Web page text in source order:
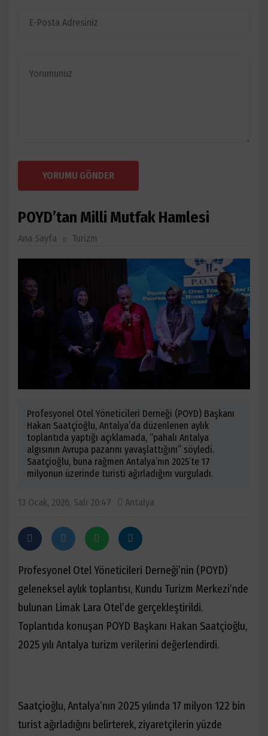
YORUMU GÖNDER
POYD’tan Milli Mutfak Hamlesi
Ana Sayfa Turizm
Profesyonel Otel Yöneticileri Derneği (POYD) Başkanı
Hakan Saatçioğlu, Antalya’da düzenlenen aylık
toplantıda yaptığı açıklamada, “pahalı Antalya
algısının Avrupa pazarını yavaşlattığını” söyledi.
Saatçioğlu, buna rağmen Antalya’nın 2025’te 17
milyonun üzerinde turisti ağırladığını vurguladı.
13 Ocak, 2026, Salı 20:47 Antalya
Profesyonel Otel Yöneticileri Derneği’nin (POYD)
geleneksel aylık toplantısı, Kundu Turizm Merkezi’nde
bulunan Limak Lara Otel’de gerçekleştirildi.
Toplantıda konuşan POYD Başkanı Hakan Saatçioğlu,
2025 yılı Antalya turizm verilerini değerlendirdi.
Saatçioğlu, Antalya’nın 2025 yılında 17 milyon 122 bin
turist ağırladığını belirterek, ziyaretçilerin yüzde